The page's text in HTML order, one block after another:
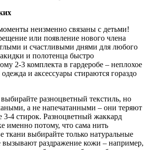
неизменно связаны с детьми!
или появление нового члена
и счастливыми днями для любого
и полотенца быстро
2-3 комплекта в гардеробе – неплохое
и аксессуары стираются гораздо
разноцветный текстиль, но
а не напечатанными – они теряют
3-4 стирок. Разноцветный жаккард
именно потому, что сама нить
ткани выбирайте только натуральные
вызывают раздражение кожи – например,